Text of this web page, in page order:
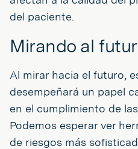
del paciente.
Mirando al
Al mirar hacia el futuro,
desempeñará un papel
en el cumplimiento de
Podemos esperar ver
de riesgos más